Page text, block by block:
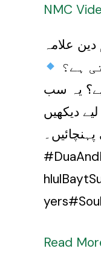
NMC
علامہ
ہے؟
یہ سب
Read